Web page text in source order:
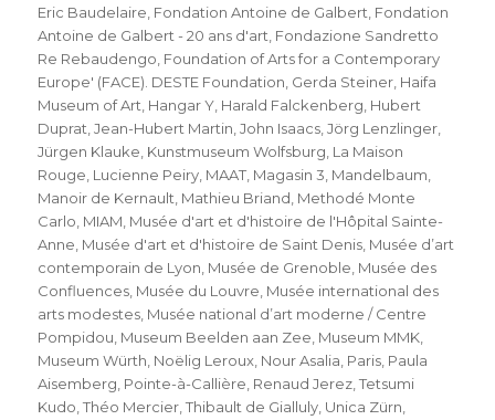
Eric Baudelaire, Fondation Antoine de Galbert, Fondation
Antoine de Galbert - 20 ans d'art, Fondazione Sandretto
Re Rebaudengo, Foundation of Arts for a Contemporary
Europe' (FACE). DESTE Foundation, Gerda Steiner, Haifa
Museum of Art, Hangar Y, Harald Falckenberg, Hubert
Duprat,Jean-Hubert Martin,John Isaacs,Jörg Lenzlinger,
Jürgen Klauke, Kunstmuseum Wolfsburg, La Maison
Rouge, Lucienne Peiry, MAAT, Magasin 3, Mandelbaum,
Manoir de Kernault, Mathieu Briand, Methodé Monte
Carlo, MIAM, Musée d'art et d'histoire de l'Hôpital Sainte-
Anne, Musée d'art et d'histoire de Saint Denis, Musée d’art
contemporain de Lyon, Musée de Grenoble, Musée des
Confluences, Musée du Louvre, Musée international des
arts modestes, Musée national d’art moderne / Centre
Pompidou, Museum Beelden aan Zee, Museum MMK,
Museum Würth, Noëlig Leroux, Nour Asalia, Paris, Paula
Aisemberg, Pointe-à-Callière, Renaud Jerez,Tetsumi
Kudo,Théo Mercier,Thibault de Gialluly, Unica Zürn,